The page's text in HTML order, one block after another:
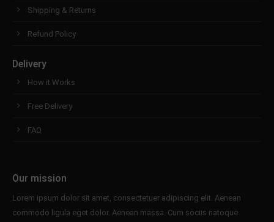
Shipping & Returns
Refund Policy
Delivery
How it Works
Free Delivery
FAQ
Our mission
Lorem ipsum dolor sit amet, consectetuer adipiscing elit. Aenean
commodo ligula eget dolor. Aenean massa. Cum sociis natoque